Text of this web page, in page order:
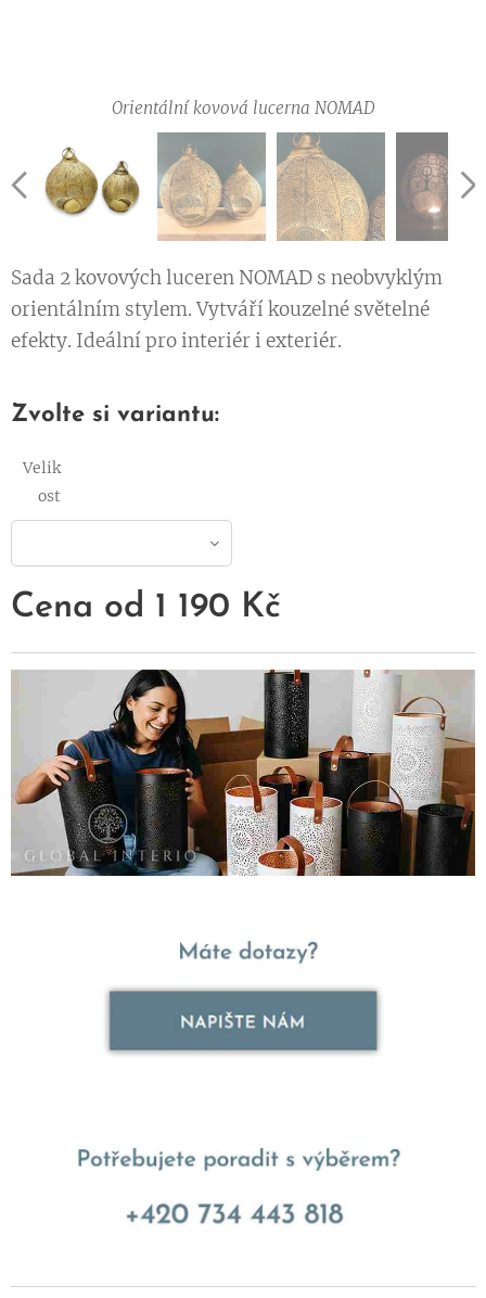
Orientální kovová lucerna NOMAD
Orientální kovová lucerna NOMAD
Orientální kovová lucerna NOMAD
Sada 2 kovových luceren NOMAD s neobvyklým
orientálním stylem. Vytváří kouzelné světelné
efekty. Ideální pro interiér i exteriér.
Zvolte si variantu:
Velik
ost
Cena od 1 190 Kč